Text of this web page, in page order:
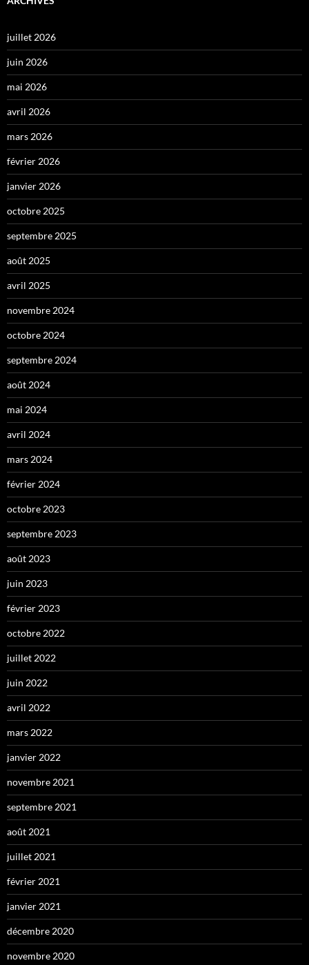
juillet 2026
juin 2026
mai 2026
avril 2026
mars 2026
février 2026
janvier 2026
octobre 2025
septembre 2025
août 2025
avril 2025
novembre 2024
octobre 2024
septembre 2024
août 2024
mai 2024
avril 2024
mars 2024
février 2024
octobre 2023
septembre 2023
août 2023
juin 2023
février 2023
octobre 2022
juillet 2022
juin 2022
avril 2022
mars 2022
janvier 2022
novembre 2021
septembre 2021
août 2021
juillet 2021
février 2021
janvier 2021
décembre 2020
novembre 2020